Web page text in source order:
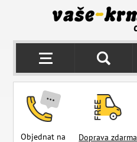
Objednat na
Doprava zdarma